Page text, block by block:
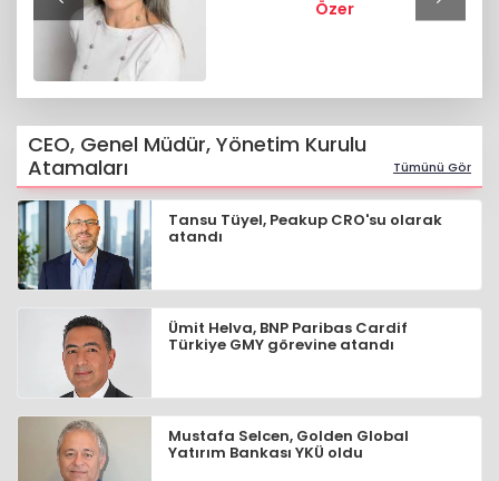
CEO, Genel Müdür, Yönetim Kurulu
Atamaları
Tümünü Gör
Tansu Tüyel, Peakup CRO'su olarak
atandı
Ümit Helva, BNP Paribas Cardif
Türkiye GMY görevine atandı
Mustafa Selcen, Golden Global
Yatırım Bankası YKÜ oldu